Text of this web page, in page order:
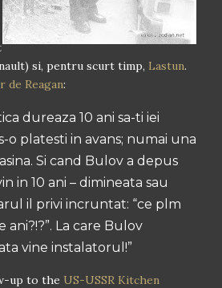
si, pentru scurt timp, Lastun.
de Reagan:
dureaza 10 ani sa-ti iei
o platesti in avans; numai una
Si cand Bulov a depus
in 10 ani – dimineata sau
il privi incruntat: “ce plm
ani?!?”. La care Bulov
vine instalatorul!”
up to the US-USSR Kitchen